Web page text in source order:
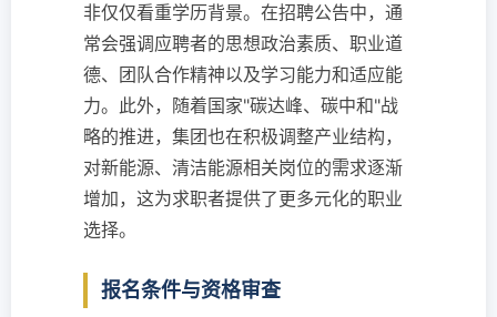
非仅仅看重学历背景。在招聘公告中，通
常会强调应聘者的思想政治素质、职业道
德、团队合作精神以及学习能力和适应能
力。此外，随着国家"碳达峰、碳中和"战
略的推进，集团也在积极调整产业结构，
对新能源、清洁能源相关岗位的需求逐渐
增加，这为求职者提供了更多元化的职业
选择。
报名条件与资格审查